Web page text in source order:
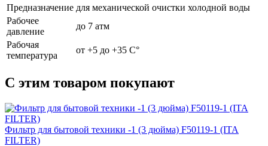
Предназначение для механической очистки холодной воды
Рабочее
давление
до 7 атм
Рабочая
температура
от +5 до +35 С°
С этим товаром покупают
Фильтр для бытовой техники -1 (3 дюйма) F50119-1 (ITA
FILTER)